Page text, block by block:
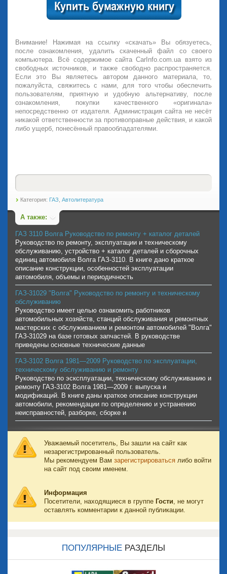
Внимание! Нажимая на ссылку «скачать» Вы обязуетесь,
после ознакомления, удалить скаченный файл со своего
компьютера. Всё содержимое сайта CarInfo.com.ua взято из
свободных источников, и также свободно распространяется.
Если это Вы являетесь автором данного материала, то,
пожалуйста, свяжитесь с нами, для того чтобы обеспечить
пользователям, приятную и удобную альтернативу, после
ознакомления, покупки качественного «оригинала»
непосредственно от издателя. Администрация сайта не несёт
никакой ответственности за противоправные действия, и какой
либо ущерб, понесённый правообладателями.
Категория: ГАЗ Автолитература
А также:
ГАЗ 3110 Волга Руководство по ремонту + каталог деталей
Руководство по ремонту, эксплуатации и техническому
обслуживанию, устройство + каталог деталей и сборочных
единиц автомобиля Волга ГАЗ-3110. В книге дано краткое
описание конструкции, особенностей эксплуатации
автомобиля, объемы и периодичность
ГАЗ-31029 "Волга" Руководство по ремонту и техническому
обслуживанию
Руководство имеет целью ознакомить работников
автомобильных хозяйств, станций обслуживания и ремонтных
мастерских с обслуживанием и ремонтом автомобилей "Волга"
ГАЗ-31029 на базе готовых запчастей. В руководстве
приведены основные технические данные
ГАЗ-3102 Волга 1981—2009 Руководство по эксплуатации,
техническому обслуживанию и ремонту
Руководство по эсксплуатации, техническому обслуживанию и
ремонту ГАЗ-3102 Волга 1981—2009 г. выпуска и
модификаций. В книге даны краткое описание конструкции
автомобили, рекомендации по определению и устранению
неисправностей, разборке, сборке и
Уважаемый посетитель, Вы зашли на сайт как
незарегистрированный пользователь.
Мы рекомендуем Вам зарегистрироваться либо войти
на сайт под своим именем.
Информация
Посетители, находящиеся в группе Гости, не могут
оставлять комментарии к данной публикации.
ПОПУЛЯРНЫЕ РАЗДЕЛЫ